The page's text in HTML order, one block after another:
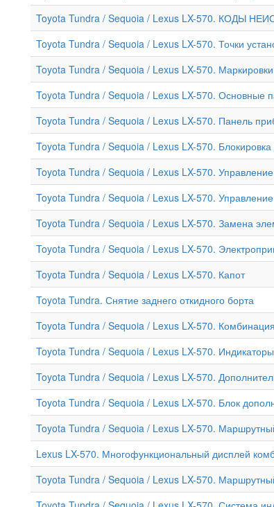
Toyota Tundra / Sequoia / Lexus LX-570. КОДЫ
Toyota Tundra / Sequoia / Lexus LX-570. Точки
Toyota Tundra / Sequoia / Lexus LX-570.
Toyota Tundra / Sequoia / Lexus LX-570. Основные
Toyota Tundra / Sequoia / Lexus LX-570. Панель
Toyota Tundra / Sequoia / Lexus LX-570. Блокировка
Toyota Tundra / Sequoia / Lexus LX-570.
Toyota Tundra / Sequoia / Lexus LX-570.
Toyota Tundra / Sequoia / Lexus LX-570. Замена
Toyota Tundra / Sequoia / Lexus LX-570.
Toyota Tundra / Sequoia / Lexus LX-570. Капот
Toyota Tundra. Снятие заднего откидного борта
Toyota Tundra / Sequoia / Lexus LX-570.
Toyota Tundra / Sequoia / Lexus LX-570.
Toyota Tundra / Sequoia / Lexus LX-570.
Toyota Tundra / Sequoia / Lexus LX-570. Блок
Toyota Tundra / Sequoia / Lexus LX-570.
Lexus LX-570. Многофункциональный дисплей
Toyota Tundra / Sequoia / Lexus LX-570.